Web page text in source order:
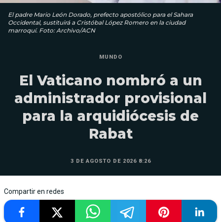
El padre Mario León Dorado, prefecto apostólico para el Sahara
Occidental, sustituirá a Cristóbal López Romero en la ciudad
marroquí. Foto: Archivo/ACN
MUNDO
El Vaticano nombró a un
administrador provisional
para la arquidiócesis de
Rabat
3 DE AGOSTO DE 2026 8:26
Compartir en redes